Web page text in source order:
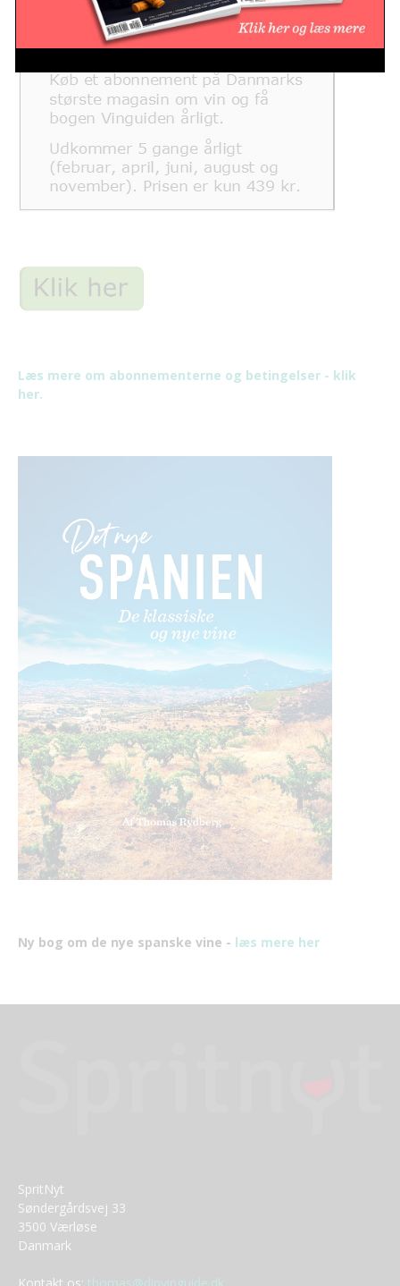
Læs mere om abonnementerne og betingelser - klik
her.
Ny bog om de nye spanske vine - læs mere her
SpritNyt
Søndergårdsvej 33
3500 Værløse
Danmark